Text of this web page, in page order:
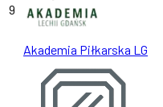
9
Akademia Piłkarska LG